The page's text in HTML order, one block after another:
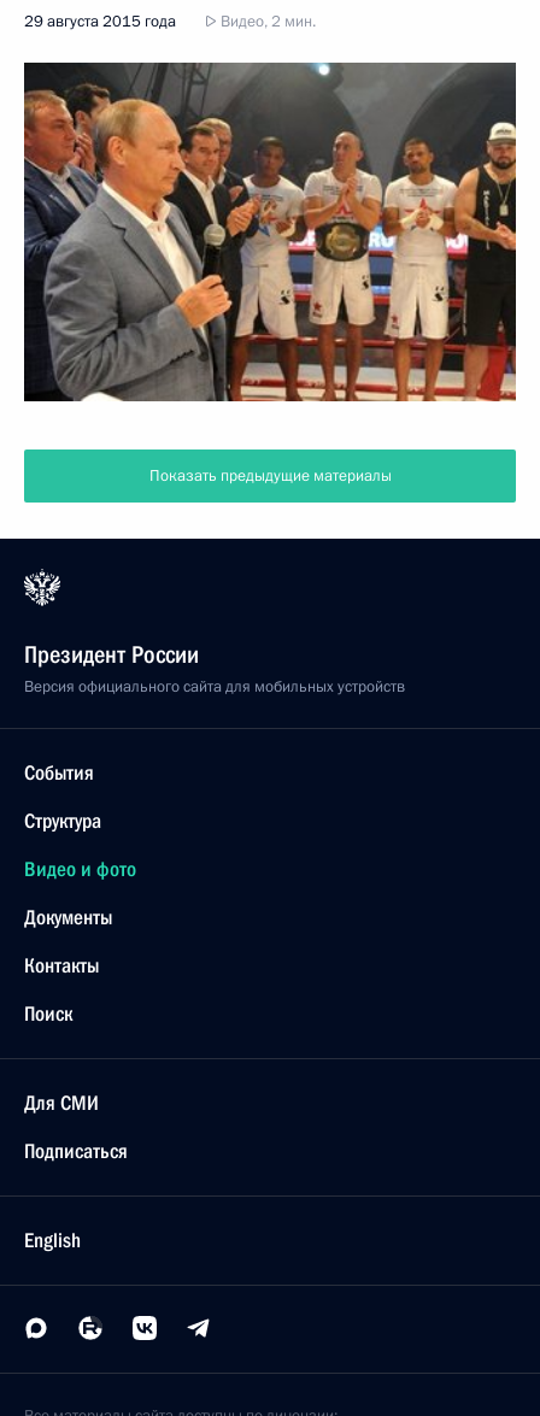
29 августа 2015 года Видео, 2 мин.
Показать предыдущие материалы
Президент России
Версия официального сайта для мобильных устройств
События
Структура
Видео и фото
Документы
Контакты
Поиск
Для СМИ
Подписаться
English